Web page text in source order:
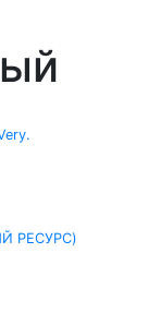
РЕСУРС)